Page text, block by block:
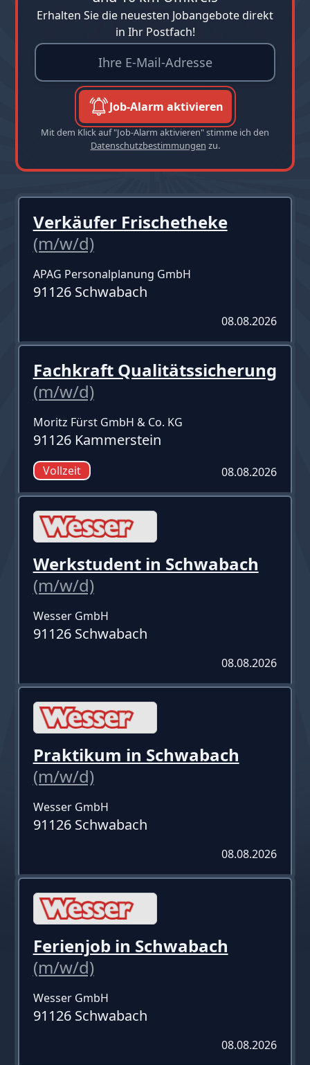
Erhalten Sie die neuesten Jobangebote direkt
in Ihr Postfach!
Job-Alarm aktivieren
Mit dem Klick auf "Job-Alarm aktivieren" stimme ich den
Datenschutzbestimmungen zu.
Verkäufer Frischetheke
(m/w/d)
APAG Personalplanung GmbH
91126 Schwabach
08.08.2026
Fachkraft Qualitätssicherung
(m/w/d)
Moritz Fürst GmbH & Co. KG
91126 Kammerstein
Vollzeit 08.08.2026
Werkstudent in Schwabach
(m/w/d)
Wesser GmbH
91126 Schwabach
08.08.2026
Praktikum in Schwabach
(m/w/d)
Wesser GmbH
91126 Schwabach
08.08.2026
Ferienjob in Schwabach
(m/w/d)
Wesser GmbH
91126 Schwabach
08.08.2026